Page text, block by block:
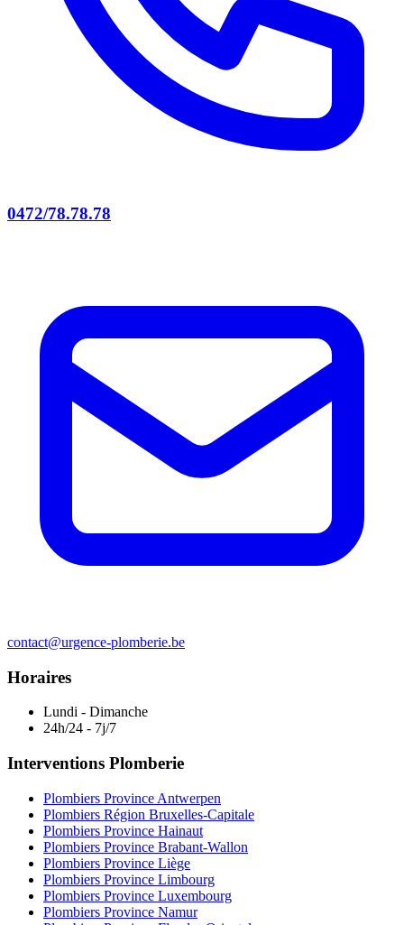
0472/78.78.78
contact@urgence-plomberie.be
Horaires
Lundi - Dimanche
24h/24 - 7j/7
Interventions Plomberie
Plombiers Province Antwerpen
Plombiers Région Bruxelles-Capitale
Plombiers Province Hainaut
Plombiers Province Brabant-Wallon
Plombiers Province Liège
Plombiers Province Limbourg
Plombiers Province Luxembourg
Plombiers Province Namur